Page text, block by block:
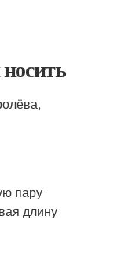
пару
длину